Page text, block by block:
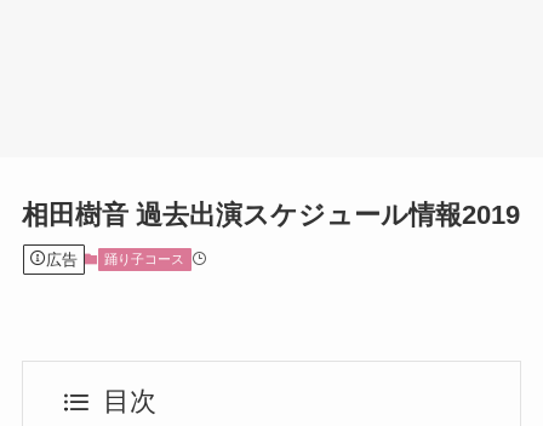
相田樹音 過去出演スケジュール情報2019
広告 踊り子コース
目次